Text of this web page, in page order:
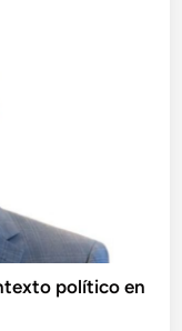
político en